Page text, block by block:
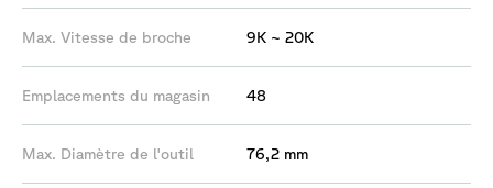
Max. Vitesse de broche 9K ~ 20K
Emplacements du magasin 48
Max. Diamètre de l'outil 76,2 mm